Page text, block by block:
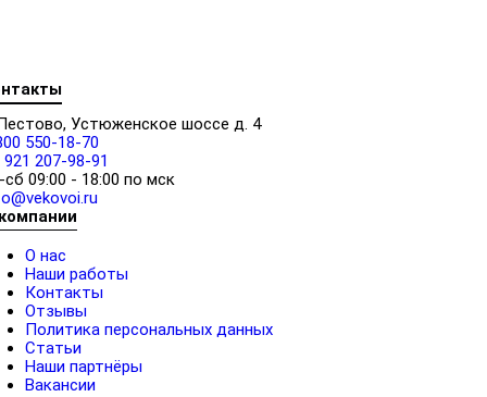
Устюженское шоссе д. 4
550-18-70
921 207-98-91
сб 09:00 - 18:00 по мск
О нас
Наши работы
Контакты
Отзывы
Политика персональных данных
Статьи
Наши партнёры
Вакансии